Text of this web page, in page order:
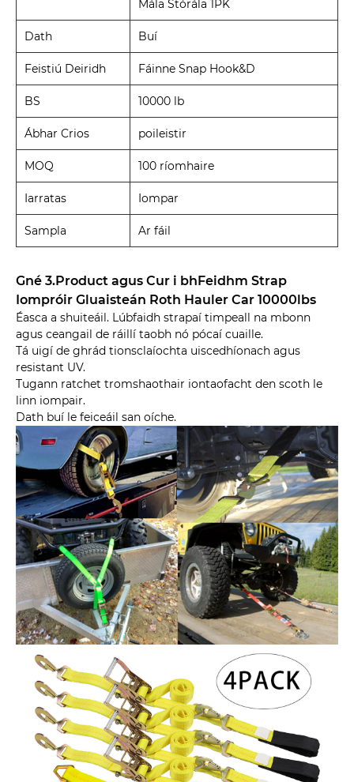
Mála Stórála 1PK
Dath Buí
Feistiú Deiridh Fáinne Snap Hook&D
BS 10000 lb
Ábhar Crios poileistir
MOQ 100 ríomhaire
Iarratas Iompar
Sampla Ar fáil
Gné 3.Product agus Cur i bhFeidhm Strap
Iompróir Gluaisteán Roth Hauler Car 10000lbs
Éasca a shuiteáil. Lúbfaidh strapaí timpeall na mbonn
agus ceangail de ráillí taobh nó pócaí cuaille.
Tá uigí de ghrád tionsclaíochta uiscedhíonach agus
resistant UV.
Tugann ratchet tromshaothair iontaofacht den scoth le
linn iompair.
Dath buí le feiceáil san oíche.